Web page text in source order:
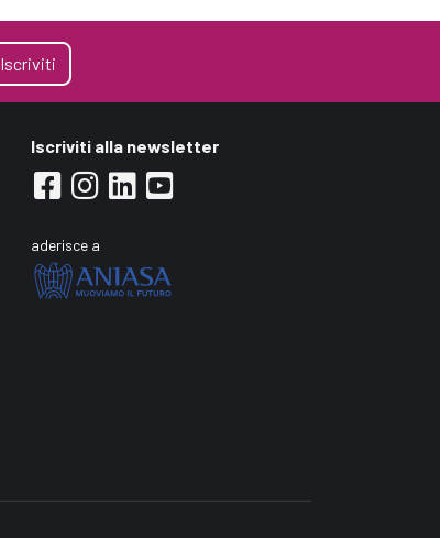
Iscriviti
Iscriviti alla newsletter
aderisce a